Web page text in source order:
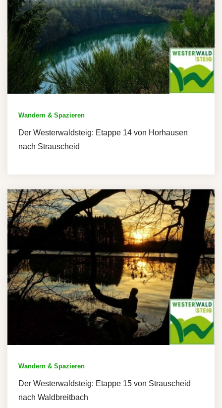
Wandern & Spazieren
Der Westerwaldsteig: Etappe 14 von Horhausen
nach Strauscheid
Wandern & Spazieren
Der Westerwaldsteig: Etappe 15 von Strauscheid
nach Waldbreitbach